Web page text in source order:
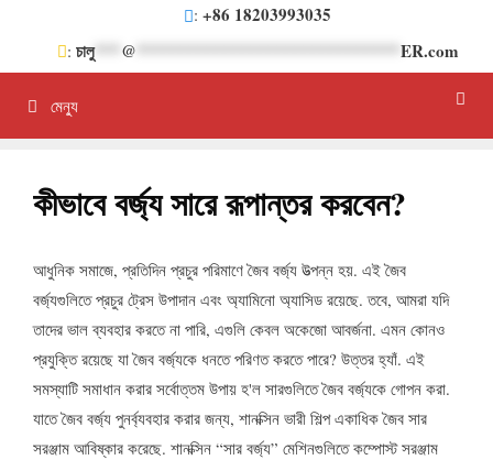
যান
: +86 18203993035
: চালু*** @ ER.com
মেন্যু
কীভাবে বর্জ্য সারে রূপান্তর করবেন?
আধুনিক সমাজে, প্রতিদিন প্রচুর পরিমাণে জৈব বর্জ্য উত্পন্ন হয়. এই জৈব
বর্জ্যগুলিতে প্রচুর ট্রেস উপাদান এবং অ্যামিনো অ্যাসিড রয়েছে. তবে, আমরা যদি
তাদের ভাল ব্যবহার করতে না পারি, এগুলি কেবল অকেজো আবর্জনা. এমন কোনও
প্রযুক্তি রয়েছে যা জৈব বর্জ্যকে ধনতে পরিণত করতে পারে? উত্তর হ্যাঁ. এই
সমস্যাটি সমাধান করার সর্বোত্তম উপায় হ'ল সারগুলিতে জৈব বর্জ্যকে গোপন করা.
যাতে জৈব বর্জ্য পুনর্ব্যবহার করার জন্য, শানক্সিন ভারী শিল্প একাধিক জৈব সার
সরঞ্জাম আবিষ্কার করেছে. শানক্সিন “সার বর্জ্য” মেশিনগুলিতে কম্পোস্ট সরঞ্জাম